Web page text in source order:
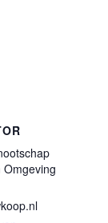
Omgeving